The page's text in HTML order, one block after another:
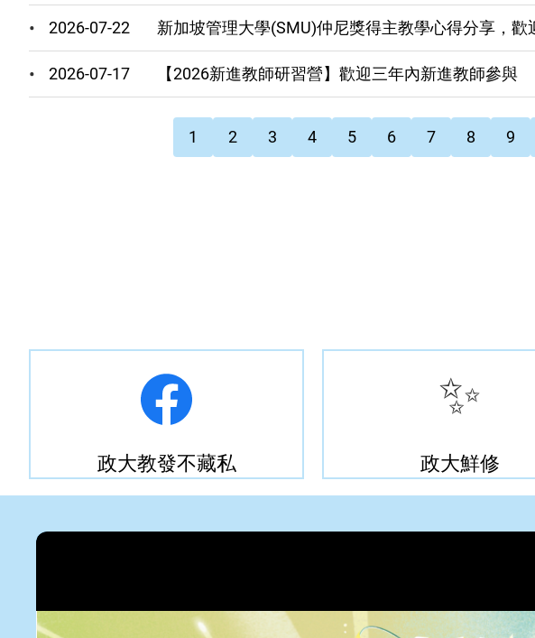
2026-07-22 新加坡管理大學(SMU)仲尼獎得主教學心得分享，歡
2026-07-17 【2026新進教師研習營】歡迎三年內新進教師參與
前
1
頁
面
2
面
3
面
4
面
5
面
6
頁
面
7
面
8
頁
面
9
政大教發不藏私
✨
政大鮮修